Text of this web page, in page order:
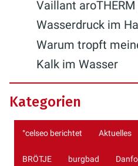
Vaillant
Wasserdruck im
Warum tropft
Kalk im Wasser
Kategorien
°celseo berichtet Aktuelles
BRÖTJE burgbad